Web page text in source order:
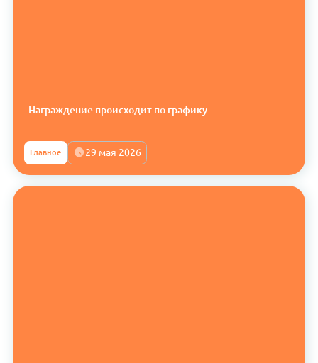
Награждение происходит по графику
Главное 29 мая 2026